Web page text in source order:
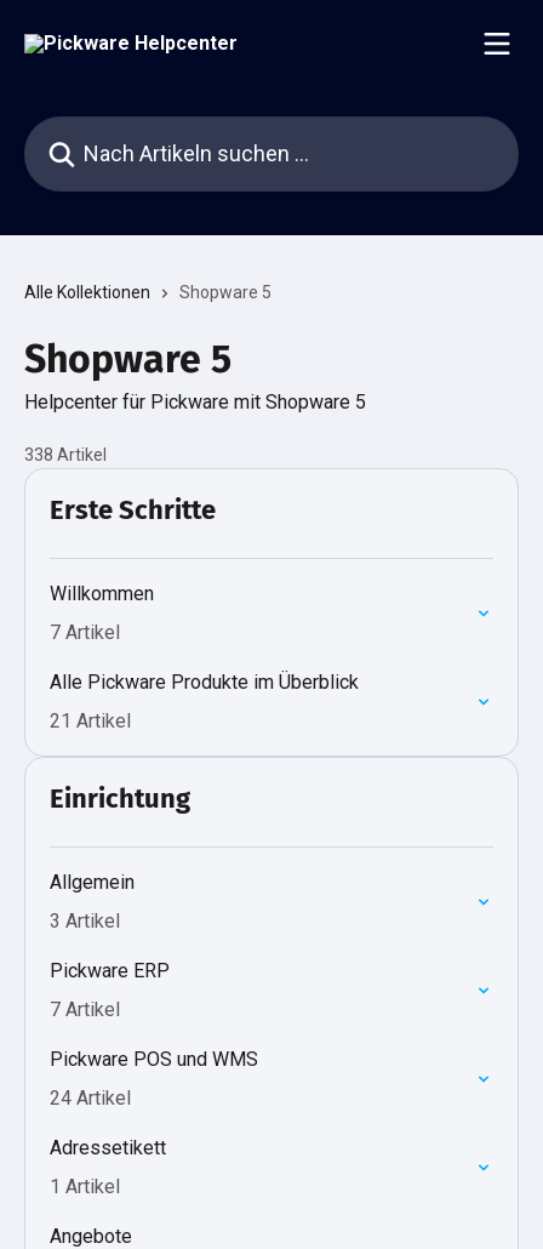
Nach Artikeln suchen …
Alle Kollektionen Shopware 5
Shopware 5
Helpcenter für Pickware mit Shopware 5
338 Artikel
Erste Schritte
Willkommen
7 Artikel
Alle Pickware Produkte im Überblick
21 Artikel
Einrichtung
Allgemein
3 Artikel
Pickware ERP
7 Artikel
Pickware POS und WMS
24 Artikel
Adressetikett
1 Artikel
Angebote